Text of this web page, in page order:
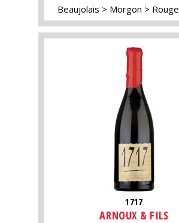
Beaujolais Morgon Rouge
1717
ARNOUX & FILS